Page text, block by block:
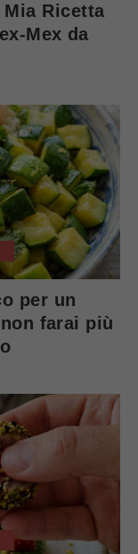
Ricetta
Mex da
per un
farai più